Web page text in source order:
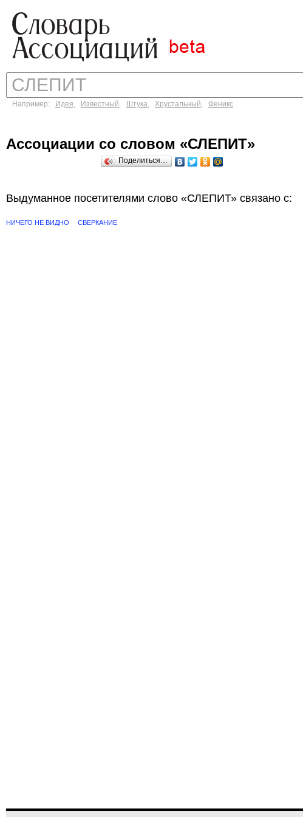
Например: Идея, Известный, Штука, Хрустальный, Феникс
Ассоциации со словом «СЛЕПИТ»
Поделиться…
Выдуманное посетителями слово «СЛЕПИТ» связано с:
НИЧЕГО НЕ ВИДНО СВЕРКАНИЕ